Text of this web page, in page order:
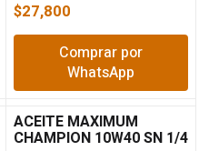
$27,800
Comprar por
WhatsApp
ACEITE MAXIMUM
CHAMPION 10W40 SN 1/4